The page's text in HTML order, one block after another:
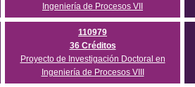
Ingeniería de Procesos VII
110979
36 Créditos
Proyecto de Investigación Doctoral en
Ingeniería de Procesos VIII